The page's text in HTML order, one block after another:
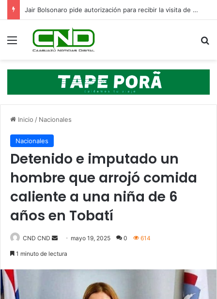
Jair Bolsonaro pide autorización para recibir la visita de sus hijos en el Día del Padre
Menú
Inicio / Nacionales
Nacionales
Detenido e imputado un
hombre que arrojó comida
caliente a una niña de 6
años en Tobatí
CND CND mayo 19, 2025 0 614
1 minuto de lectura